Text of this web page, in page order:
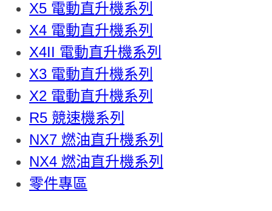
X5 電動直升機系列
X4 電動直升機系列
X4II 電動直升機系列
X3 電動直升機系列
X2 電動直升機系列
R5 競速機系列
NX7 燃油直升機系列
NX4 燃油直升機系列
零件專區